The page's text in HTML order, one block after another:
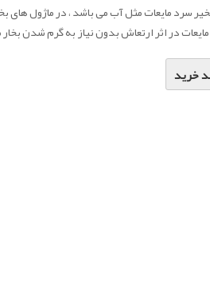
سرد مایعات مثل آب می باشد ، در ماژول های
در اثر ارتعاش بدون نیاز به گرم شدن
خرید